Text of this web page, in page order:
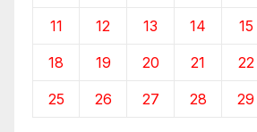
11 12 13 14 15
18 19 20 21 22
25 26 27 28 29